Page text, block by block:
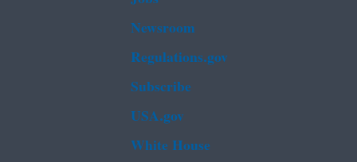
Newsroom
Regulations.gov
Subscribe
USA.gov
White House